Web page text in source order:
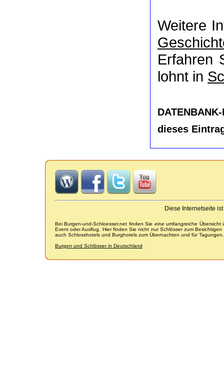
Weitere
Erfahren
lohnt in
dieses
Diese Internetseite
Bei Burgen-und-Schloesser.net finden Sie eine umfangreiche
Event oder Ausflug. Hier finden Sie nicht nur Schlösser zum
auch Schlosshotels und Burghotels zum Übernachten und für Tagungen.
Burgen und Schlösser in Deutschland